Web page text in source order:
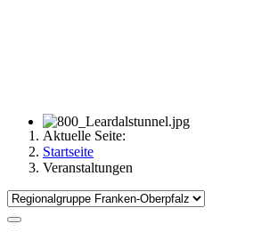
Aktuelle Seite:
Startseite
Veranstaltungen